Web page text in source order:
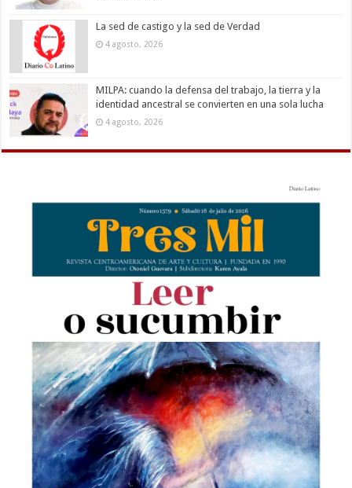
La sed de castigo y la sed de Verdad
4 agosto, 2026
MILPA: cuando la defensa del trabajo, la tierra y la
identidad ancestral se convierten en una sola lucha
4 agosto, 2026